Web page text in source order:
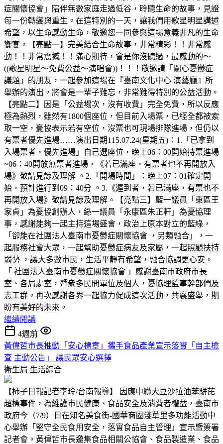
症關懷協會」陪伴無數家庭走過低谷，聆聽生命的故事，見證
每一份轉變與重生。在這特別的一天，讓我們用歌星明星講述
希望，以生命感動生命，敬邀您一同參與這場意義非凡的生命
饗宴。【亮點一】完美結合生命故事，非常精彩！！非常感
動！！非常震撼！！滿心期待，會是你沒聽過，最感動的～
((歌星明星～免費公益～演唱會))！！！敬邀請「關心憂鬱症
議題」的朋友，一起參加這場在『臺南文化中心 演藝廳』所
舉辦的演出。將會是一輩子難忘，非常難得特別的公益活動。
【亮點二】因是「公益場次，沒有收費」完全免費，所以反應
極為熱烈，雖然有1800個座位，但目前入場票，已經全都被索
取一空，憂協表示若有空位，沒票也可現場排隊進場，但仍以
有票者優先進場……演出日期115.07.24(星期五)：1.「已拿到
入場票者，優先進場」自己選座位，晚上06：00開始持票進場
~06：40開放無票者進場，《若已滿座，有票者也不再開放入
場》敬請見諒及理解 。2.「開場時間」：晚上07：01確定開
始，預計進行到09：40分 。3.《遲到者，若已滿座，有票也不
再開放入場》敬請見諒及理解。【亮點三】藍一議員「東區王
家貞」為憂協創辦人，綠一議員「永康區朱正軒」為憂協理
事，感謝能夠一起主持這場盛會，政治上原本對立的藍綠，
「卻能在社團法人臺南市憂鬱症關懷協會 ，另類融合」，一
起服務社會大眾，一起幫助憂鬱症病友及家屬，一起照顧扶持
弱勢 ，讓大多數市民，生活平靜有希望，融合協調更心安。
「 社團法人臺南市憂鬱症關懷協會 」感謝臺南市政府市長
室、各局處室，暨衆多民間單位及個人，憂協理監事幹部們及
志工群。再次感謝各界一起協力促成這次活動，共襄盛舉，期
盼有美好的未來。
繼續閱讀
4週前
黃偉哲市長推動「安心標章」攜手食品產業宣示落實「自主檢
查 主動公告」 讓民眾安心選擇
衛生局 生活綜合
【柿子日報記者李玲/台南報導】 因應中聯大豆沙拉油苯駢芘
超標事件，為維護市民健康、食品安全及消費者權益，臺南市
政府今（7/9）日在知名美食街-國華商圈淺草里多功能活動中
心舉辦「堅守全民食用安全，落實食品自主管理」宣示暨簽署
記者會。黃偉哲市長邀集食品相關公協會、食品製造業、食品